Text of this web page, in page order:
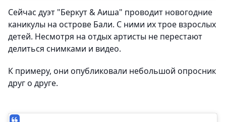
Сейчас дуэт "Беркут & Аиша" проводит новогодние
каникулы на острове Бали. С ними их трое взрослых
детей. Несмотря на отдых артисты не перестают
делиться снимками и видео.
К примеру, они опубликовали небольшой опросник
друг о друге.